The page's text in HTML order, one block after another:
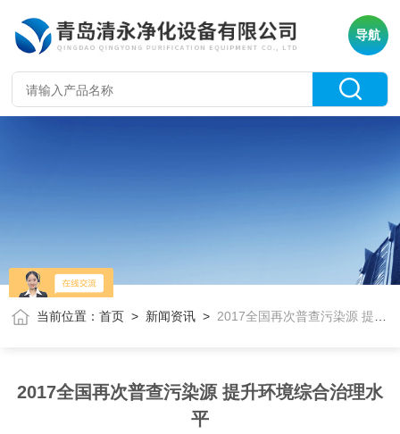
导航
当前位置：首页 > 新闻资讯 > 2017全国再次普查污染源 提升环境综合治理水平
2017全国再次普查污染源 提升环境综合治理水
平